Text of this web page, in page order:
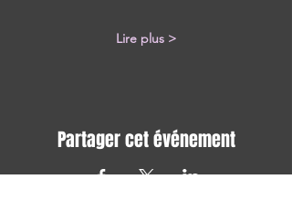
Lire plus >
Partager cet événement